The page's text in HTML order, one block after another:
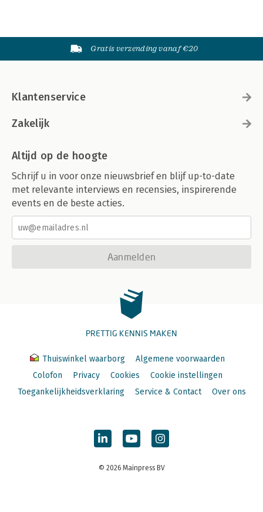
Gratis verzending vanaf €20
Klantenservice
Zakelijk
Altijd op de hoogte
Schrijf u in voor onze nieuwsbrief en blijf up-to-date
met relevante interviews en recensies, inspirerende
events en de beste acties.
Aanmelden
PRETTIG KENNIS MAKEN
Thuiswinkel waarborg
Algemene voorwaarden
Colofon
Privacy Cookies
Cookie instellingen
Toegankelijkheidsverklaring
Service & Contact Over ons
© 2026 Mainpress BV